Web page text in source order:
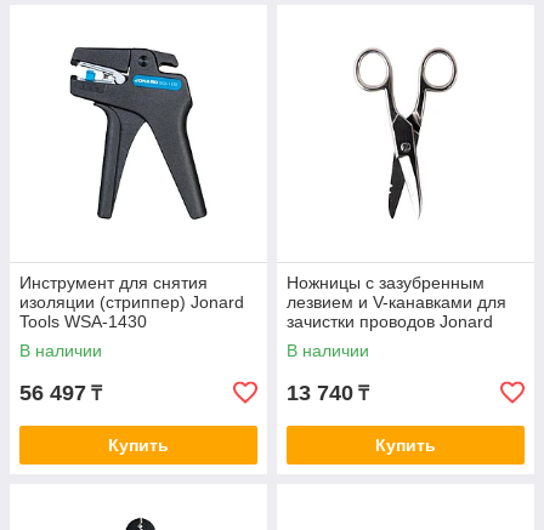
Инструмент для снятия
изоляции (стриппер) Jonard
Tools WSA-1430
В наличии
56 497 ₸
Купить
Ножницы с зазубренным
лезвием и V-канавками для
зачистки проводов Jonard
Tools ES-1964
В наличии
13 740 ₸
Купить